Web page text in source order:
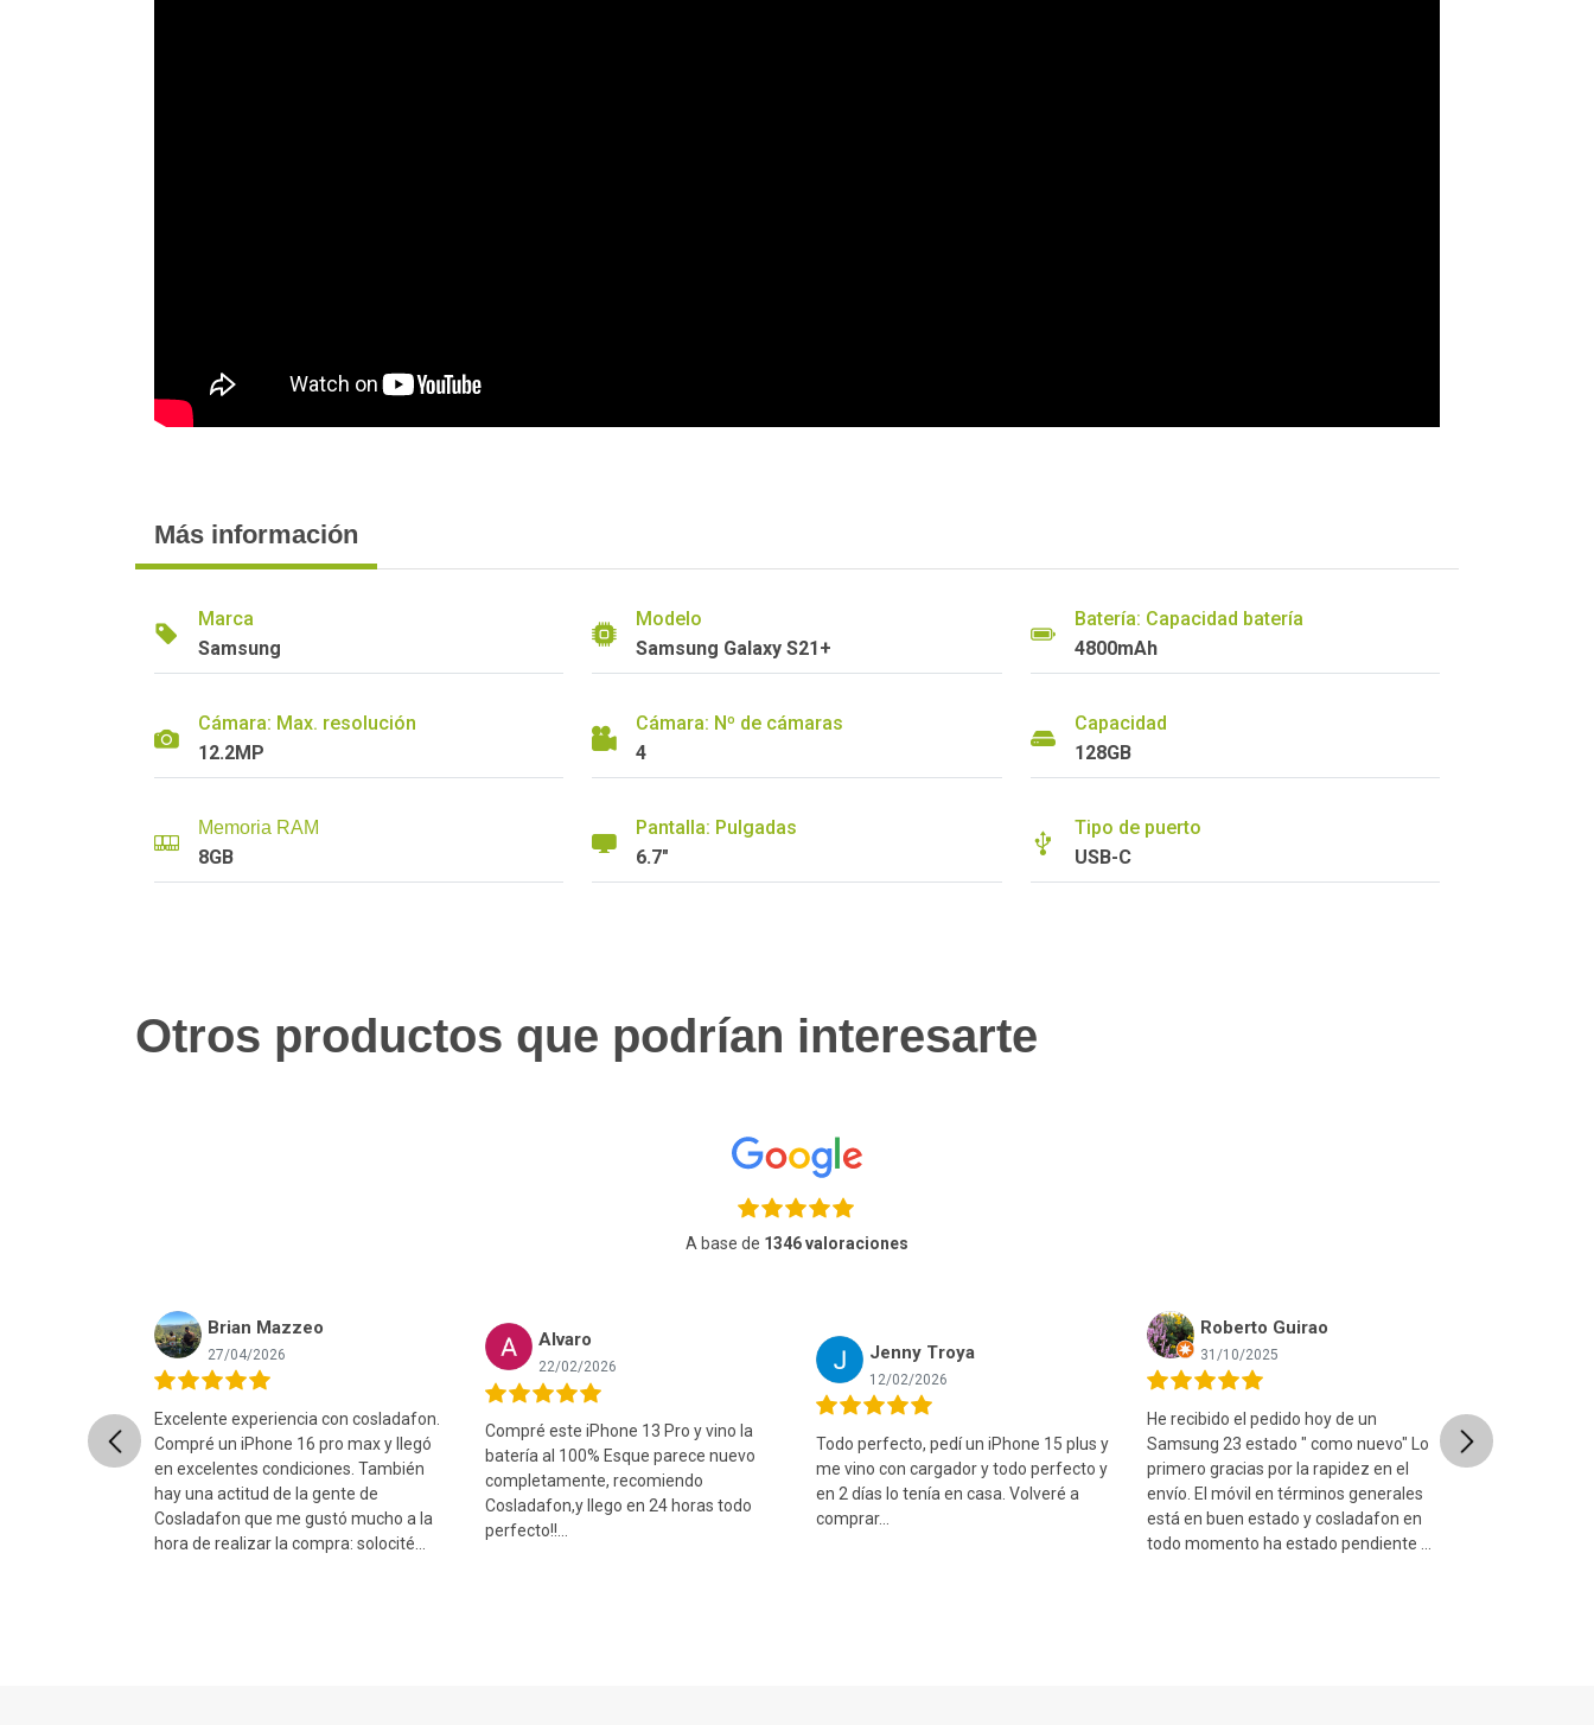
Más información
Marca
Samsung
Modelo
Samsung Galaxy S21+
Batería: Capacidad batería
4800mAh
Cámara: Max. resolución
12.2MP
Cámara: Nº de cámaras
4
Capacidad
128GB
Memoria RAM
8GB
Pantalla: Pulgadas
6.7"
Tipo de puerto
USB-C
Otros productos que podrían interesarte
A base de 1346 valoraciones
Previous
rápido, el
Brian Mazzeo
27/04/2026
Excelente experiencia con cosladafon.
Compré un iPhone 16 pro max y llegó
en excelentes condiciones. También
hay una actitud de la gente de
Cosladafon que me gustó mucho a la
hora de realizar la compra: solocité
Alvaro
22/02/2026
Compré este iPhone 13 Pro y vino la
batería al 100% Esque parece nuevo
completamente, recomiendo
Cosladafon,y llego en 24 horas todo
perfecto!!...
Jenny Troya
12/02/2026
Todo perfecto, pedí un iPhone 15 plus y
me vino con cargador y todo perfecto y
en 2 días lo tenía en casa. Volveré a
comprar...
Roberto Guirao
31/10/2025
He recibido el pedido hoy de un
Samsung 23 estado " como nuevo" Lo
primero gracias por la rapidez en el
envío. El móvil en términos generales
está en buen estado y cosladafon en
todo momento ha estado pendiente de
Muy contento
está en un
fue muy
Next